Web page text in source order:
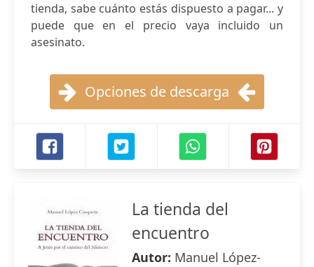
tienda, sabe cuánto estás dispuesto a pagar... y
puede que en el precio vaya incluido un
asesinato.
Opciones de descarga
La tienda del
encuentro
Autor: Manuel López-